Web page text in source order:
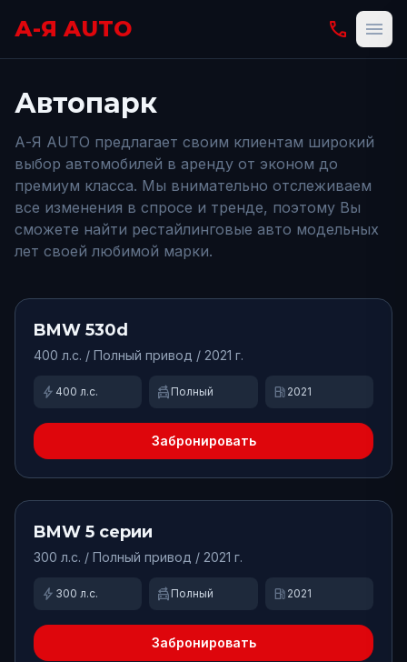
А-Я AUTO phone menu
Автопарк
А-Я AUTO предлагает своим клиентам широкий
выбор автомобилей в аренду от эконом до
премиум класса. Мы внимательно отслеживаем
все изменения в спросе и тренде, поэтому Вы
сможете найти рестайлинговые авто модельных
лет своей любимой марки.
Доступно
BMW 530d
400 л.с. / Полный привод / 2021 г.
bolt 400 л.с. swap_driving_apps Полный local_gas_station 2021
Забронировать
Доступно
от9900₽/сут.
BMW 5 серии
300 л.с. / Полный привод / 2021 г.
bolt 300 л.с. swap_driving_apps Полный local_gas_station 2021
Забронировать